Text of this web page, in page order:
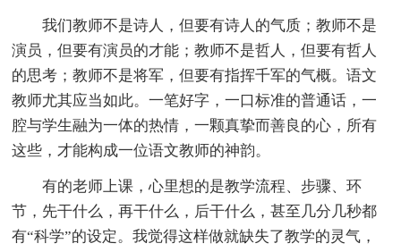
我们教师不是诗人，但要有诗人的气质；教师不是
演员，但要有演员的才能；教师不是哲人，但要有哲人
的思考；教师不是将军，但要有指挥千军的气概。语文
教师尤其应当如此。一笔好字，一口标准的普通话，一
腔与学生融为一体的热情，一颗真挚而善良的心，所有
这些，才能构成一位语文教师的神韵。
有的老师上课，心里想的是教学流程、步骤、环
节，先干什么，再干什么，后干什么，甚至几分几秒都
有“科学”的设定。我觉得这样做就缺失了教学的灵气，